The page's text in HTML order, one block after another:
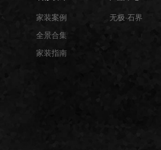
生活空间，产品涵盖陶瓷砖
莎”的品牌发展理念，将蒙
套家装案例的应用展示，为
计蓝本，融合当代的材料应
规、重构空间法则，实现情
费者带来更多的消费与体验
服务”体系以及“密缝铺贴”
服务所带来的精神回报，满
务，为陶瓷行业和房地产企
家装案例
全景合集
家装指南
无极·石界